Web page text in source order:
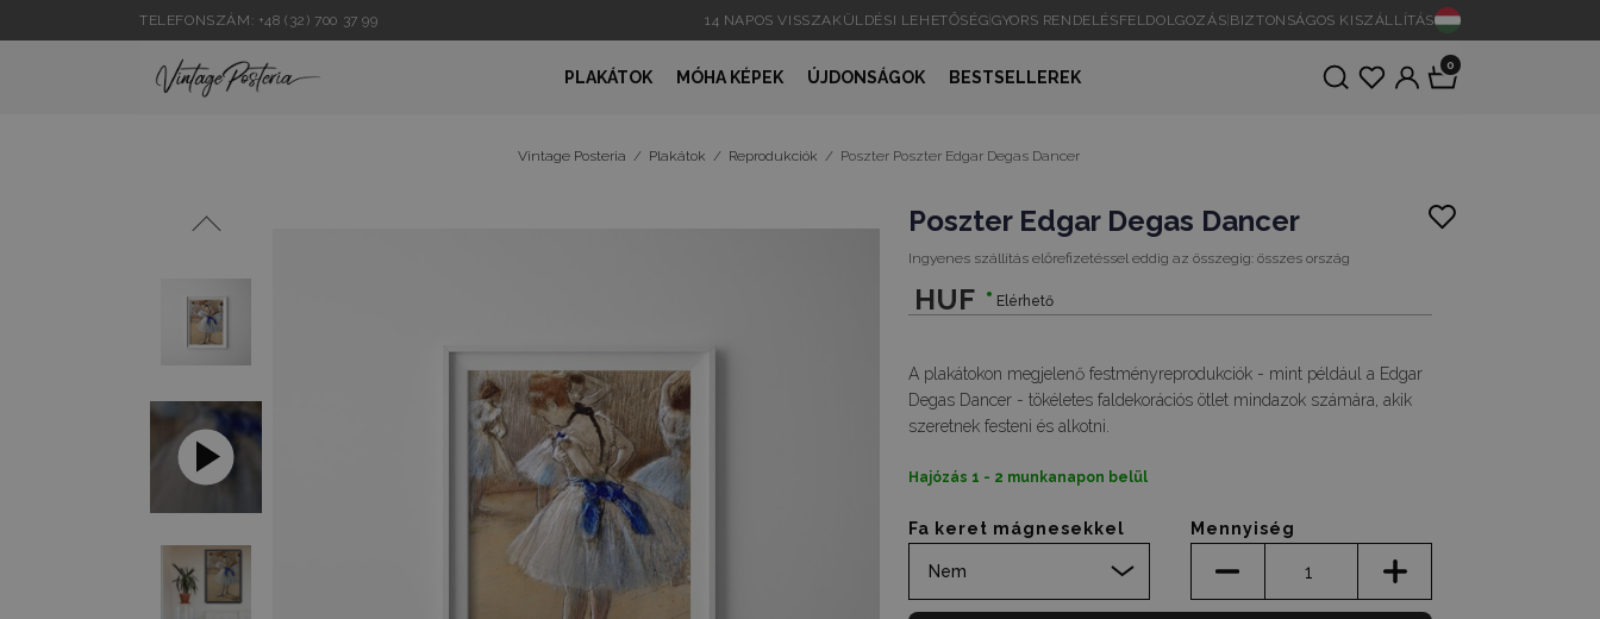
TELEFONSZÁM: +48 (32) 700 37 99 14 NAPOS VISSZAKÜLDÉSI LEHETŐSÉG |GYORS RENDELÉSFELDOLGOZÁS BIZTONSÁGOS KISZÁLLÍTÁS
PLAKÁTOK MÓHA KÉPEK ÚJDONSÁGOK BESTSELLEREK
0
Vintage Posteria / Plakátok / Reprodukciók / Poszter Poszter Edgar Degas Dancer
Poszter Edgar Degas Dancer
Ingyenes szállítás előrefizetéssel eddig az összegig: összes ország
HUF Elérhető
A plakátokon megjelenő festményreprodukciók - mint például a Edgar
Degas Dancer - tökéletes faldekorációs ötlet mindazok számára, akik
szeretnek festeni és alkotni.
Hajózás 1 - 2 munkanapon belül
Fa keret mágnesekkel
Nem
Mennyiség